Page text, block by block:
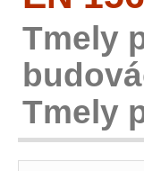
Tmely
Tmely